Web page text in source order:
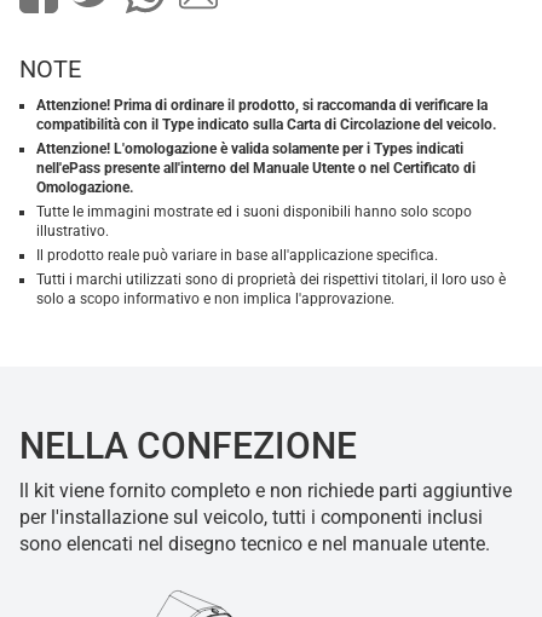
NOTE
Attenzione! Prima di ordinare il prodotto, si raccomanda di verificare la
compatibilità con il Type indicato sulla Carta di Circolazione del veicolo.
Attenzione! L'omologazione è valida solamente per i Types indicati
nell'ePass presente all'interno del Manuale Utente o nel Certificato di
Omologazione.
Tutte le immagini mostrate ed i suoni disponibili hanno solo scopo
illustrativo.
Il prodotto reale può variare in base all'applicazione specifica.
Tutti i marchi utilizzati sono di proprietà dei rispettivi titolari, il loro uso è
solo a scopo informativo e non implica l'approvazione.
NELLA CONFEZIONE
ll kit viene fornito completo e non richiede parti aggiuntive
per l'installazione sul veicolo, tutti i componenti inclusi
sono elencati nel disegno tecnico e nel manuale utente.